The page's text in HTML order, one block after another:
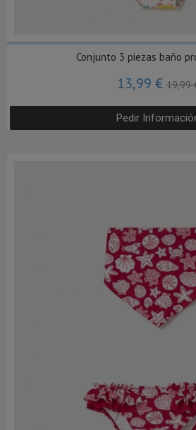
Conjunto 3 piezas baño
13,99 €19,99
Pedir